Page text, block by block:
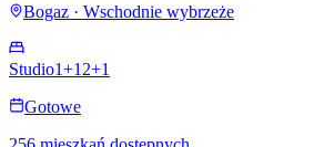
Bogaz · Wschodnie wybrzeże
Studio1+1 2+1
Gotowe